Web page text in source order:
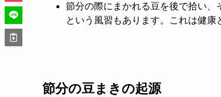
節分の際にまかれる豆を後で拾い、
という風習もあります。これは健康
節分の豆まきの起源